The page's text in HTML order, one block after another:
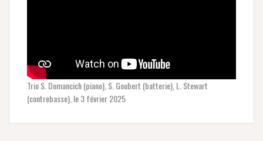
Trio S. Domancich (piano), S. Goubert (batterie), L. Stewart
(contrebasse), le 3 février 2025